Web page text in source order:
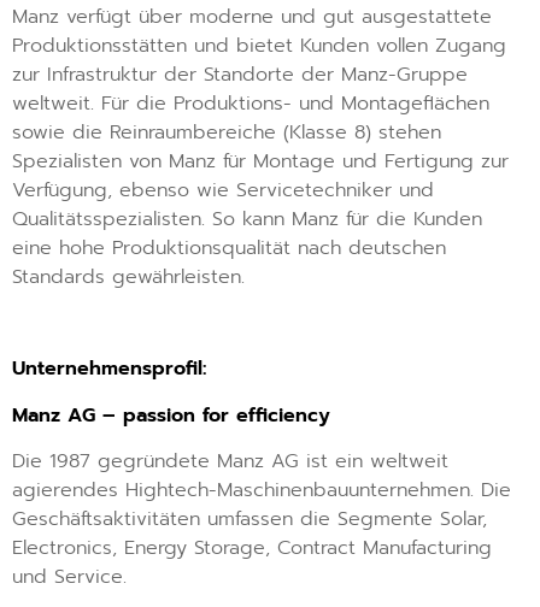
Manz verfügt über moderne und gut ausgestattete
Produktionsstätten und bietet Kunden vollen Zugang
zur Infrastruktur der Standorte der Manz-Gruppe
weltweit. Für die Produktions- und Montageflächen
sowie die Reinraumbereiche (Klasse 8) stehen
Spezialisten von Manz für Montage und Fertigung zur
Verfügung, ebenso wie Servicetechniker und
Qualitätsspezialisten. So kann Manz für die Kunden
eine hohe Produktionsqualität nach deutschen
Standards gewährleisten.
Unternehmensprofil:
Manz AG – passion for efficiency
Die 1987 gegründete Manz AG ist ein weltweit
agierendes Hightech-Maschinenbauunternehmen. Die
Geschäftsaktivitäten umfassen die Segmente Solar,
Electronics, Energy Storage, Contract Manufacturing
und Service.